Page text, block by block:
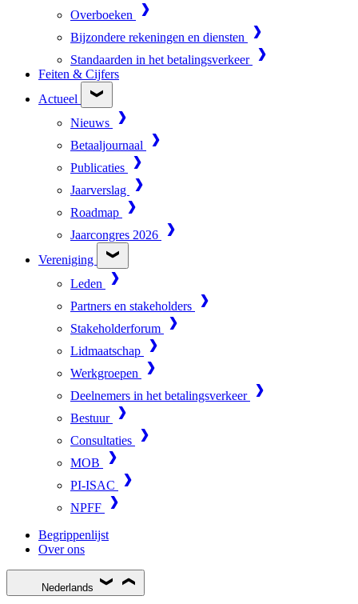
Overboeken
Bijzondere rekeningen en diensten
Standaarden in het betalingsverkeer
Feiten & Cijfers
Actueel
Nieuws
Betaaljournaal
Publicaties
Jaarverslag
Roadmap
Jaarcongres 2026
Vereniging
Leden
Partners en stakeholders
Stakeholderforum
Lidmaatschap
Werkgroepen
Deelnemers in het betalingsverkeer
Bestuur
Consultaties
MOB
PI-ISAC
NPFF
Begrippenlijst
Over ons
Nederlands